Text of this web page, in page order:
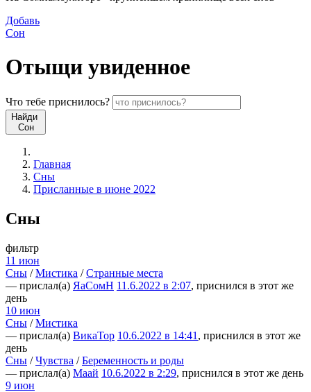
Добавь
Сон
Отыщи увиденное
Что тебе приснилось?
Найди
Сон
Главная
Сны
Присланные в июне 2022
Сны
фильтр
11 июн
Сны /Мистика /Странные места
— прислал(а) ЯаСомН 11.6.2022 в 2:07, приснился в этот же
день
10 июн
Сны /Мистика
— прислал(а) ВикаТор 10.6.2022 в 14:41 , приснился в этот же
день
Сны /Чувства /Беременность и роды
— прислал(а) Маай 10.6.2022 в 2:29, приснился в этот же день
9 июн